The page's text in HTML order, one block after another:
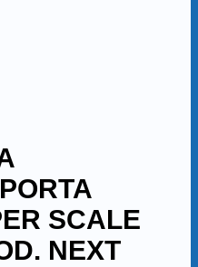
SCALE
NEXT